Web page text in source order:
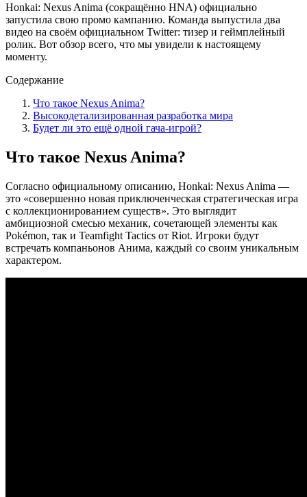
Honkai: Nexus Anima (сокращённо HNA) официально
запустила свою промо кампанию. Команда выпустила два
видео на своём официальном Twitter: тизер и геймплейный
ролик. Вот обзор всего, что мы увидели к настоящему
моменту.
Содержание
Что такое Nexus Anima?
Высокодетализированная разработка мира
Будет ли это ещё одной гача-игрой?
Что такое Nexus Anima?
Согласно официальному описанию, Honkai: Nexus Anima —
это «совершенно новая приключенческая стратегическая игра
с коллекционированием существ». Это выглядит
амбициозной смесью механик, сочетающей элементы как
Pokémon, так и Teamfight Tactics от Riot. Игроки будут
встречать компаньонов Анима, каждый со своим уникальным
характером.